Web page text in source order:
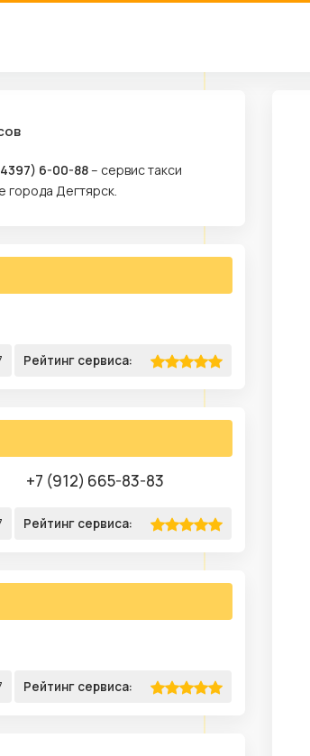
6-00-88– сервис такси
города Дегтярск.
Рейтинг сервиса:
+7 (912) 665-83-83
Рейтинг сервиса:
Рейтинг сервиса: